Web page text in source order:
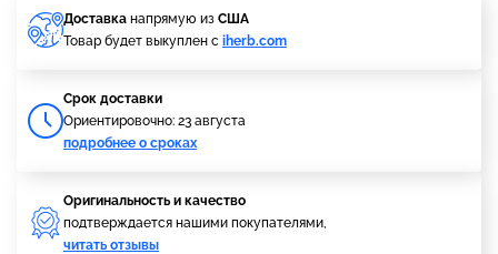
Доставка напрямую из США
Товар будет выкуплен с iherb.com
Cрок доставки
Ориентировочно: 23 августа
подробнее о сроках
Оригинальность и качество
подтверждается нашими покупателями,
читать отзывы